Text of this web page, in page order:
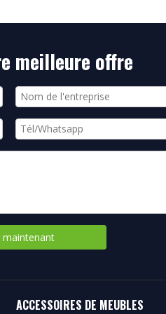
meilleure offre
maintenant
ACCESSOIRES DE MEUBLES